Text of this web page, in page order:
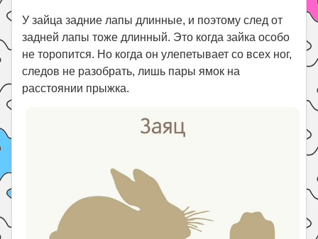
У зайца задние лапы длинные, и поэтому след от
задней лапы тоже длинный. Это когда зайка особо
не торопится. Но когда он улепетывает со всех ног,
следов не разобрать, лишь пары ямок на
расстоянии прыжка.